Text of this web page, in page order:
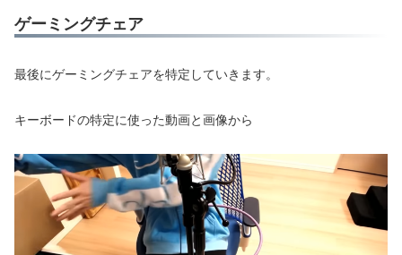
ゲーミングチェア
最後にゲーミングチェアを特定していきます。
キーボードの特定に使った動画と画像から